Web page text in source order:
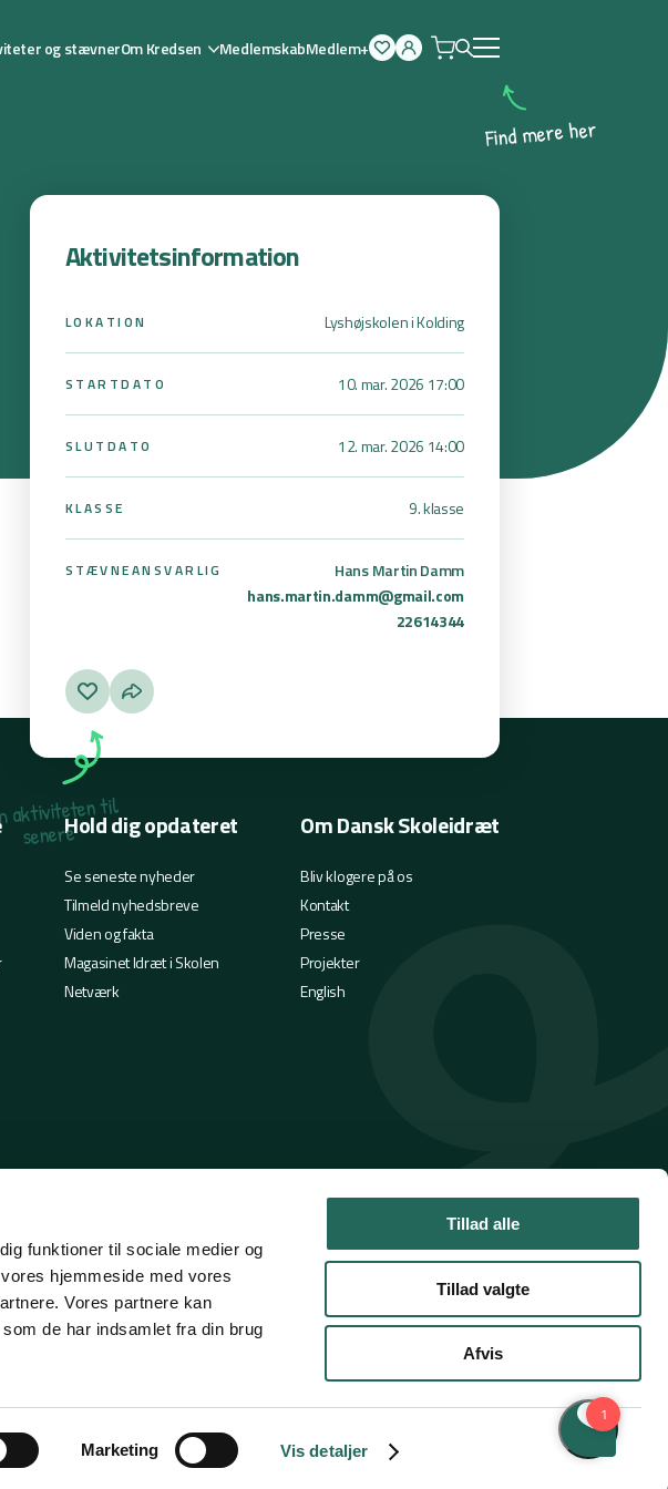
funktioner til sociale medier og
hjemmeside med vores
Vores partnere kan
de har indsamlet fra din brug
Marketing Vis detaljer
Tillad alle
Tillad valgte
Afvis
og stævnerOm Kredsen MedlemskabMedlem+
Åben
Findmereher
Aktivitetsinformation
LOKATION Lyshøjskolen i Kolding
STARTDATO 10. mar. 2026 17:00
SLUTDATO 12. mar. 2026 14:00
KLASSE 9. klasse
STÆVNEANSVARLIG
Hans Martin Damm
hans.martin.damm@gmail.com
22614344
aktivitetentil
senere
Hold dig opdateret
Se seneste nyheder
Tilmeld nyhedsbreve
Viden og fakta
Magasinet Idræt i Skolen
Netværk
Om Dansk Skoleidræt
Bliv klogere på os
Kontakt
Presse
Projekter
English